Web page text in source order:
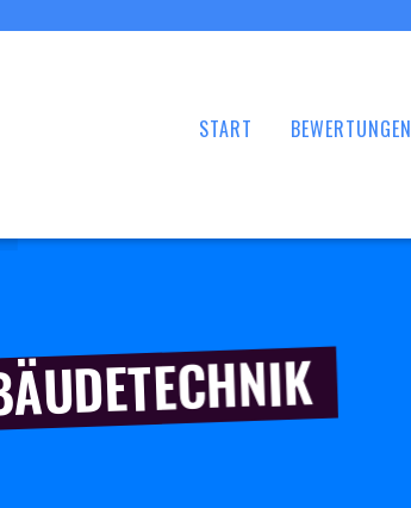
START BEWERTUNGEN